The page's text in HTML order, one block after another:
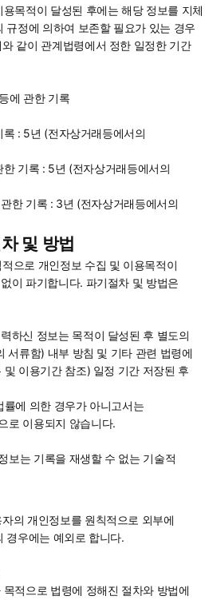
목적이 달성된 후에는 해당 정보를 지체
규정에 의하여 보존할 필요가 있는 경우
같이 관계법령에서 정한 일정한 기간
에 관한 기록
: 5년 (전자상거래등에서의
기록 : 5년 (전자상거래등에서의
한 기록 : 3년 (전자상거래등에서의
및 방법
으로 개인정보 수집 및 이용목적이
이 파기합니다. 파기절차 및 방법은
하신 정보는 목적이 달성된 후 별도의
서류함) 내부 방침 및 기타 관련 법령에
이용기간 참조) 일정 기간 저장된 후
에 의한 경우가 아니고서는
로 이용되지 않습니다.
보는 기록을 재생할 수 없는 기술적
의 개인정보를 원칙적으로 외부에
경우에는 예외로 합니다.
적으로 법령에 정해진 절차와 방법에